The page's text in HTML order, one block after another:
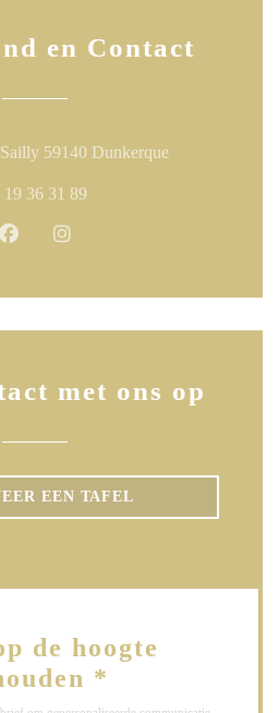
en Contact
59140 Dunkerque((opent in een
19 36 31 89
Facebook ((opent in een nieuw
met ons op
EEN TAFEL
de hoogte
*